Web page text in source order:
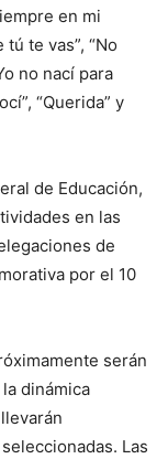
en mi
tú te vas”, “No
no nací para
“Querida” y
de Educación,
en las
de
por el 10
serán
dinámica
Las